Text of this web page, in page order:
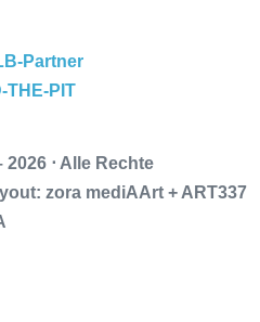
2026 ⋅ Alle Rechte
zora mediAArt + ART337